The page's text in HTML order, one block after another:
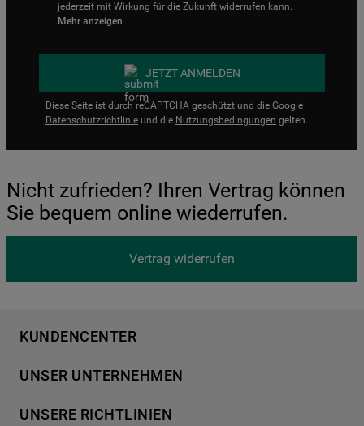
jederzeit mit Wirkung für die Zukunft widerrufen kann.
Mehr anzeigen
JETZT ANMELDEN
Diese Seite ist durch reCAPTCHA geschützt und die Google
Datenschutzrichtlinie und die Nutzungsbedingungen gelten.
Nicht zufrieden? Ihren Vertrag können
Sie bequem online wiederrufen.
Vertrag widerrufen
KUNDENCENTER
Händlersuche
Häufige Fragen
UNSER UNTERNEHMEN
Für Händler
UNSERE RICHTLINIEN